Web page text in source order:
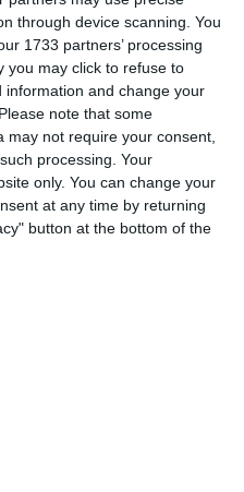
through device scanning. You
1733 partners’ processing
you may click to refuse to
and change your
Please note that some
not require your consent,
processing. Your
only. You can change your
at any time by returning
button at the bottom of the